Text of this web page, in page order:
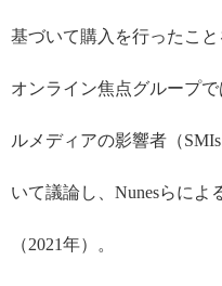
基づいて購入を行ったこ
オンライン焦点グループ
ルメディアの影響者（SMIs
いて議論し、 Nunesらによ
（2021年）。